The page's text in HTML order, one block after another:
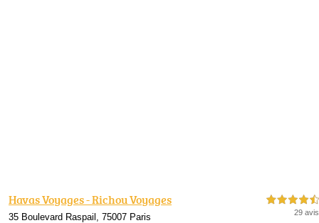
Havas Voyages - Richou Voyages
35 Boulevard Raspail, 75007 Paris
4,5 étoiles sur 5
29 avis